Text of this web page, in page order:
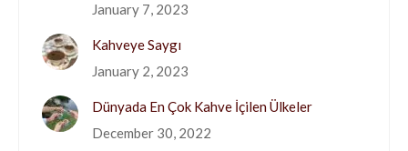
January 7, 2023
Kahveye Saygı
January 2, 2023
Dünyada En Çok Kahve İçilen Ülkeler
December 30, 2022